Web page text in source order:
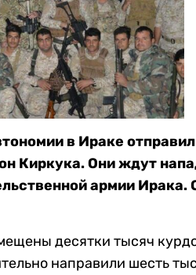
в Ираке
Киркука. Они ждут
армии Ирака.
десятки тысяч
направили шесть